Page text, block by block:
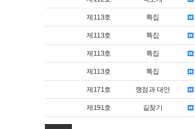
제113호 특집
제113호 특집
제113호 특집
제113호 특집
제171호 쟁점과 대안
제191호 길찾기